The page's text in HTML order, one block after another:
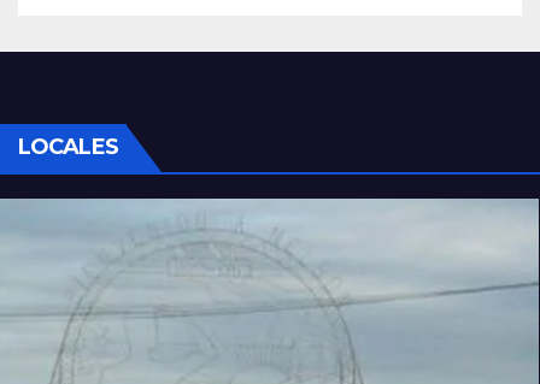
LOCALES